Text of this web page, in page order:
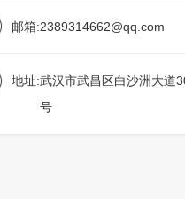
邮箱:2389314662@qq.com
地址:武汉市武昌区白沙洲大道
号